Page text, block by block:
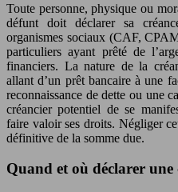
Toute personne, physique ou
défunt doit déclarer sa
organismes sociaux (CAF,
particuliers ayant prêté de
financiers. La nature de la
allant d’un prêt bancaire à une
reconnaissance de dette ou une
créancier potentiel de se
faire valoir ses droits. Négliger
définitive de la somme due.
Quand et où déclarer une